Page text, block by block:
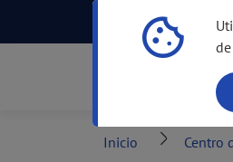
Centro de
Inicio Centro